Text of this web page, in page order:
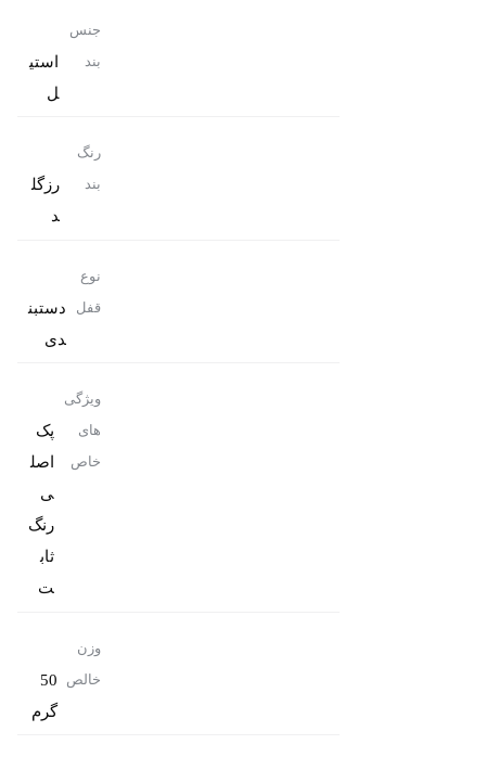
جنس
بند
استی
ل
رنگ
بند
رزگل
د
نوع
قفل
دستبن
دی
ویژگی
های
خاص
پک
اصل
رنگ
ثاب
ت
وزن
خالص
50
گرم